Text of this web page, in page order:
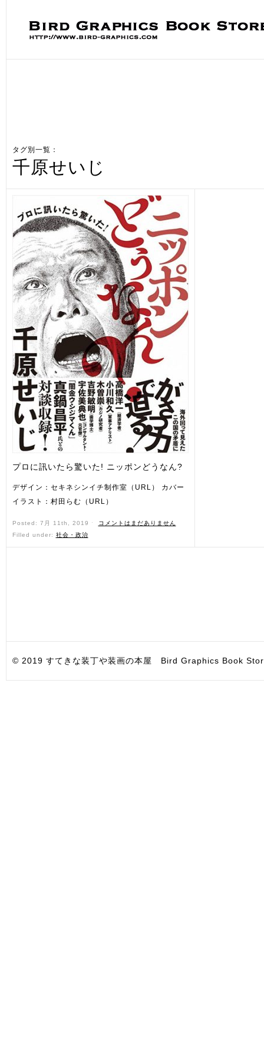
タグ別一覧：
千原せいじ
プロに訊いたら驚いた! ニッポンどうなん?
デザイン：セキネシンイチ制作室（URL） カバー
イラスト：村田らむ（URL）
Posted: 7月 11th, 2019 ˑ
コメントはまだありません
Filled under: 社会・政治
© 2019 すてきな装丁や装画の本屋 Bird Graphics Book